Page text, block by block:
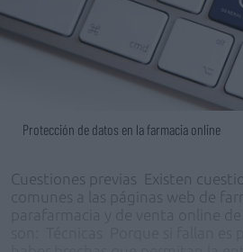
Protección de datos en la farmacia online
Cuestiones previas Existen
comunes a las páginas web de